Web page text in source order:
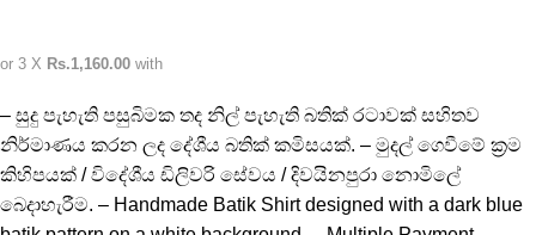
or 3 X Rs.1,160.00 with
– සුදු පැහැති පසුබිමක තද නිල් පැහැති බතික් රටාවක් සහිතව
නිර්මාණය කරන ලද දේශීය බතික් කමිසයක්. – මුදල් ගෙවීමේ ක්‍රම
කිහිපයක් / විදේශීය ඩිලිවරි සේවය / දිවයිනපුරා නොමිලේ
බෙදාහැරීම. – Handmade Batik Shirt designed with a dark blue